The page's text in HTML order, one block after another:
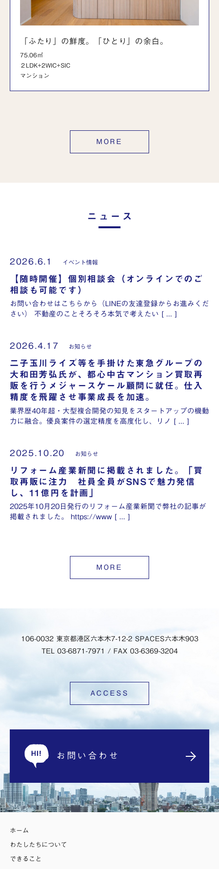
「ふたり」の鮮度。「ひとり」の余白。
75.06㎡
２LDK+2WIC+SIC
マンション
MORE
ニュース
2026.6.1 イベント情報
【随時開催】個別相談会（オンラインでのご
相談も可能です）
お問い合わせはこちらから（LINEの友達登録からお進みくだ
さい） 不動産のことそろそろ本気で考えたい [ ... ]
2026.4.17 お知らせ
二子玉川ライズ等を手掛けた東急グループの
大和田芳弘氏が、都心中古マンション買取再
販を行うメジャースケール顧問に就任。仕入
精度を飛躍させ事業成長を加速。
業界歴40年超・大型複合開発の知見をスタートアップの機動
力に融合。優良案件の選定精度を高度化し、リノ [ ... ]
2025.10.20 お知らせ
リフォーム産業新聞に掲載されました。「買
取再販に注力 社員全員がSNSで魅力発信
し、11億円を計画」
2025年10月20日発行のリフォーム産業新聞で弊社の記事が
掲載されました。 https://www [ ... ]
MORE
106-0032 東京都港区六本木7-12-2 SPACES六本木903
TEL 03-6871-7971 / FAX 03-6369-3204
ACCESS
お問い合わせ
ホーム
わたしたちについて
できること